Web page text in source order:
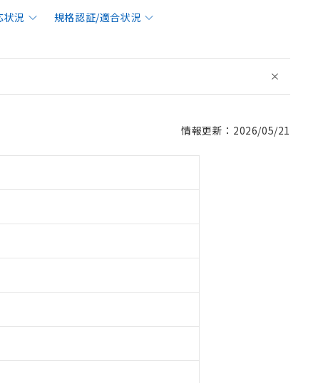
状況 規格認証/適合状況
情報更新：2026/05/21